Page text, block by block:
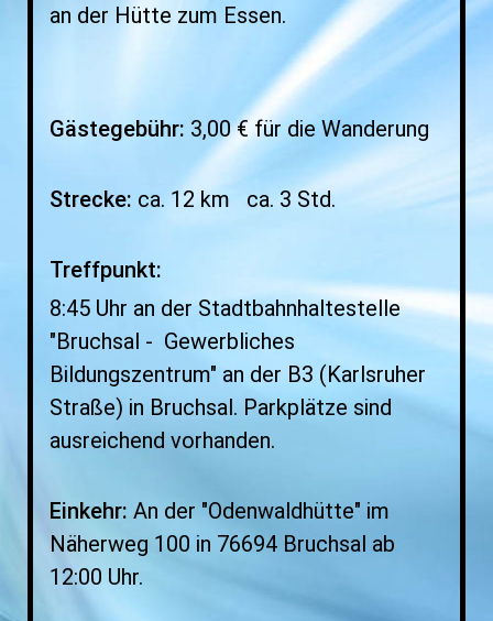
an der Hütte zum Essen.
Gästegebühr: 3,00 € für die Wanderung
Strecke: ca. 12 km ca. 3 Std.
Treffpunkt:
8:45 Uhr an der Stadtbahnhaltestelle
"Bruchsal - Gewerbliches
Bildungszentrum" an der B3 (Karlsruher
Straße) in Bruchsal. Parkplätze sind
ausreichend vorhanden.
Einkehr: An der "Odenwaldhütte" im
Näherweg 100 in 76694 Bruchsal ab
12:00 Uhr.